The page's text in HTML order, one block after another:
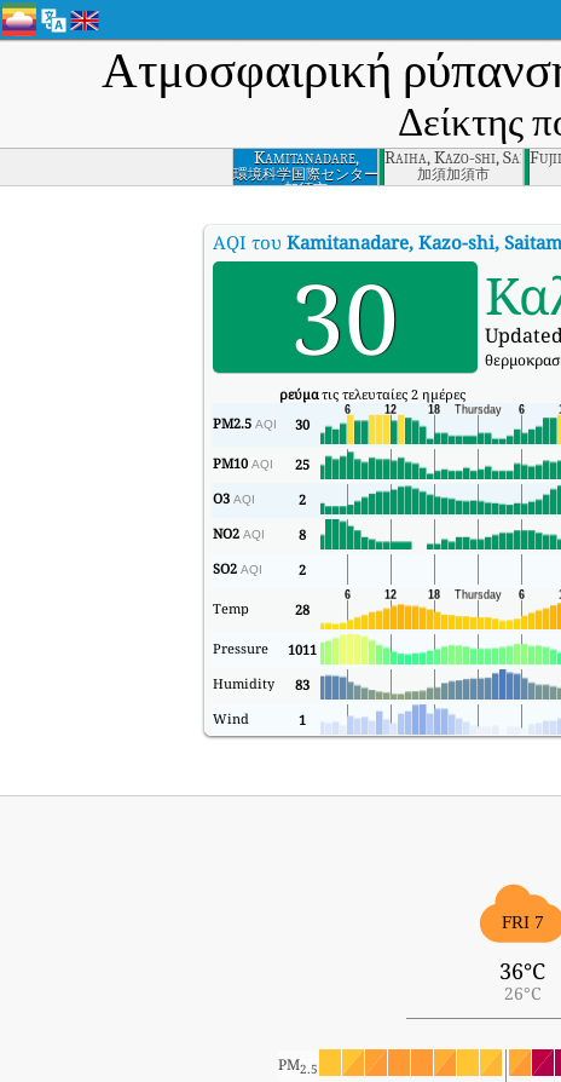
Ατμοσφαιρική
Δείκτης
Kamitanadare,
Kazo-shi, Saitama-
ken
環境科学国際センター
加須市
Raiha, Kazo-shi,
加須加須市
AQI του Kamitanadare, Kazo-shi,
30
ρεύματις τελευταίες 2 ημέρες
PM2.5 AQI 30
PM10 AQI 25
O3 AQI 2
NO2 AQI 8
SO2 AQI 2
Temp 28
Pressure 1011
Humidity
83
Wind
1
FRI 7
36°C
26°C
PM2.5